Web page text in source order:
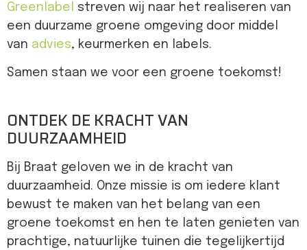
Greenlabel
streven wij naar het realiseren van
een duurzame groene omgeving door middel
van advies, keurmerken en labels.
Samen staan we voor een groene toekomst!
ONTDEK DE KRACHT VAN
DUURZAAMHEID
Bij Braat geloven we in de kracht van
duurzaamheid. Onze missie is om iedere klant
bewust te maken van het belang van een
groene toekomst en hen te laten genieten van
prachtige, natuurlijke tuinen die tegelijkertijd